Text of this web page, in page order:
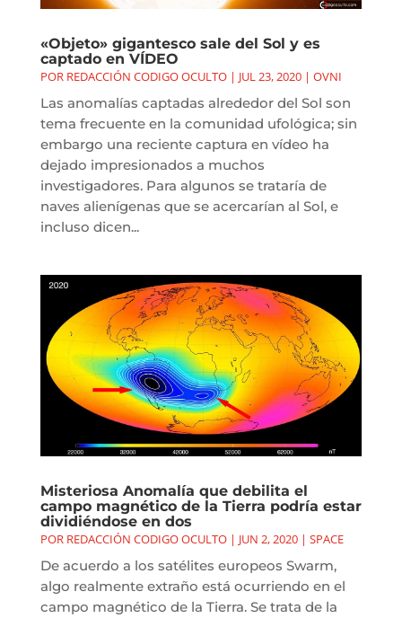
«Objeto» gigantesco sale del Sol y es
captado en VÍDEO
POR REDACCIÓN CODIGO OCULTO| JUL 23, 2020| OVNI
Las anomalías captadas alrededor del Sol son
tema frecuente en la comunidad ufológica; sin
embargo una reciente captura en vídeo ha
dejado impresionados a muchos
investigadores. Para algunos se trataría de
naves alienígenas que se acercarían al Sol, e
incluso dicen...
Misteriosa Anomalía que debilita el
campo magnético de la Tierra podría estar
dividiéndose en dos
POR REDACCIÓN CODIGO OCULTO| JUN 2, 2020| SPACE
De acuerdo a los satélites europeos Swarm,
algo realmente extraño está ocurriendo en el
campo magnético de la Tierra. Se trata de la